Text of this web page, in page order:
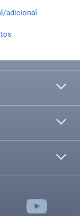
adicional